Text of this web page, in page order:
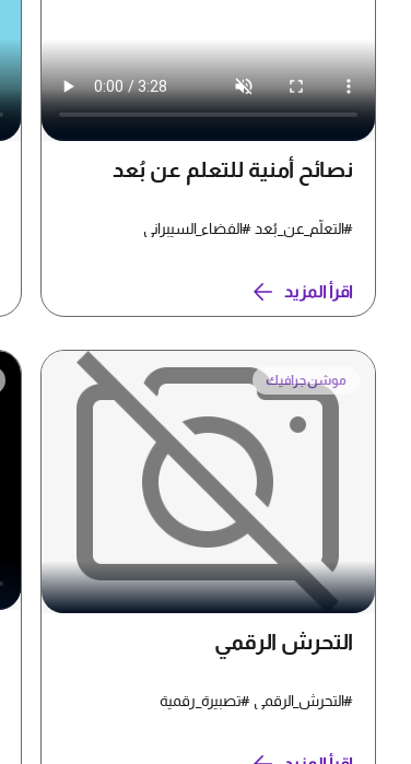
نصائح أمنية للتعلم عن بُعد
#التعلّم_عن_بُعد #الفضاء_السيبراني
اقرأ المزيد
موشن جرافيك
التحرش الرقمي
#التحرش_الرقمي #تصبيرة_رقمية